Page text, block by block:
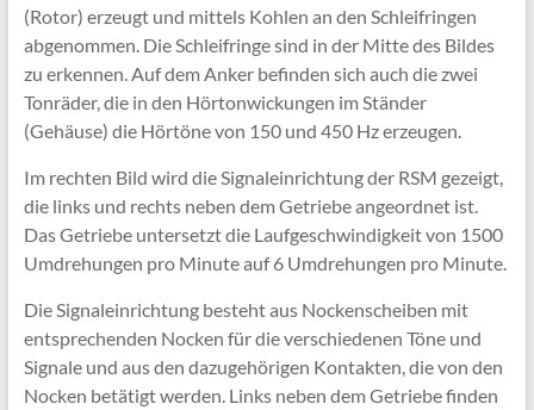
(Rotor) erzeugt und mittels Kohlen an den Schleifringen
abgenommen. Die Schleifringe sind in der Mitte des Bildes
zu erkennen. Auf dem Anker befinden sich auch die zwei
Tonräder, die in den Hörtonwickungen im Ständer
(Gehäuse) die Hörtöne von 150 und 450 Hz erzeugen.
Im rechten Bild wird die Signaleinrichtung der RSM gezeigt,
die links und rechts neben dem Getriebe angeordnet ist.
Das Getriebe untersetzt die Laufgeschwindigkeit von 1500
Umdrehungen pro Minute auf 6 Umdrehungen pro Minute.
Die Signaleinrichtung besteht aus Nockenscheiben mit
entsprechenden Nocken für die verschiedenen Töne und
Signale und aus den dazugehörigen Kontakten, die von den
Nocken betätigt werden. Links neben dem Getriebe finden